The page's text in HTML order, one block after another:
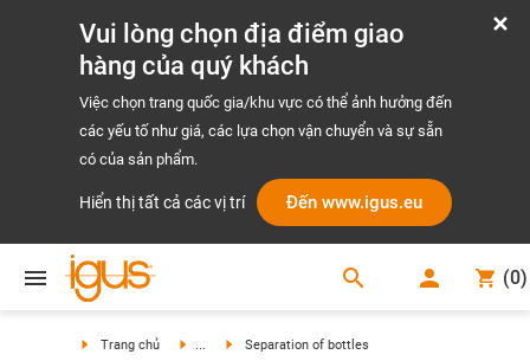
Vui lòng chọn địa điểm giao
hàng của quý khách
Việc chọn trang quốc gia/khu vực có thể ảnh hưởng đến
các yếu tố như giá, các lựa chọn vận chuyển và sự sẵn
có của sản phẩm.
Hiển thị tất cả các vị trí Đến www.igus.eu
search (0)
Trang chủ ... Separation of bottles